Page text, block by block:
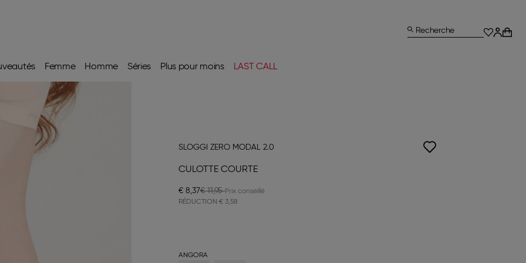
Femme Homme Séries Plus pour moins LAST CALL
Recherche
SLOGGI ZERO MODAL 2.0
CULOTTE COURTE
€ 8,37€ 11,95
RÉDUCTION € 3,58
ANGORA